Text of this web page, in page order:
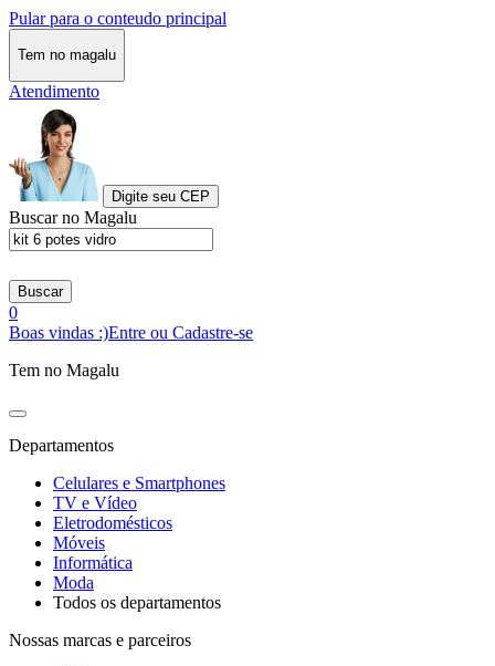
Pular para o conteudo principal
Tem no magalu
Atendimento
Digite seu CEP
Buscar no Magalu
Buscar
0
Boas vindas :)Entre ou Cadastre-se
Tem no Magalu
Departamentos
Celulares e Smartphones
TV e Vídeo
Eletrodomésticos
Móveis
Informática
Moda
Todos os departamentos
Nossas marcas e parceiros